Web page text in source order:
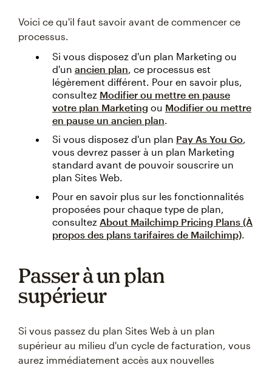
Voici ce qu'il faut savoir avant de commencer ce
processus.
Si vous disposez d'un plan Marketing ou
d'un ancien plan, ce processus est
légèrement différent. Pour en savoir plus,
consultez Modifier ou mettre en pause
votre plan Marketing ou Modifier ou mettre
en pause un ancien plan.
Si vous disposez d'un plan Pay As You Go,
vous devrez passer à un plan Marketing
standard avant de pouvoir souscrire un
plan Sites Web.
Pour en savoir plus sur les fonctionnalités
proposées pour chaque type de plan,
consultez About Mailchimp Pricing Plans (À
propos des plans tarifaires de Mailchimp).
Passer à un plan
supérieur
Si vous passez du plan Sites Web à un plan
supérieur au milieu d'un cycle de facturation, vous
aurez immédiatement accès aux nouvelles